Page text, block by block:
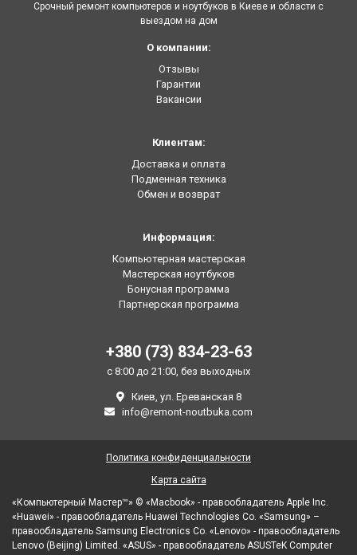
Срочный ремонт компьютеров и ноутбуков в Киеве и области с
выездом на дом
О компании:
Отзывы
Гарантии
Вакансии
Клиентам:
Доставка и оплата
Подменная техника
Обмен и возврат
Информация:
Компьютерная мастерская
Мастерская ноутбуков
Бонусная программа
Партнерская программа
+380 (73) 834-23-63
с 8:00 до 21:00, без выходных
Киев, ул. Ереванская 8
info@remont-noutbuka.com
«Компьютерный Мастер™» © «Macbook» - правообладатель Apple Inc.
«Huawei» - правообладатель Huawei Technologies Co. «Samsung» –
правообладатель Samsung Electronics Co. «Lenovo» - правообладатель
Lenovo (Beijing) Limited. «ASUS» - правообладатель ASUSTeK Computer
Политика конфиденциальности
Карта сайта